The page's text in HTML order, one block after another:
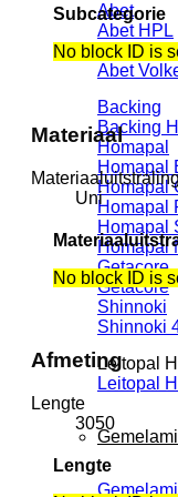
Abet
Abet HPL
Abet HPL
Abet
Backing
Backing
Homapal
Homapal
Homapal
Homapal
Homapal
Homapal
Getacore
Getacore
Shinnoki
Shinnoki
Leitopal
Leitopal
Subcategorie
No block ID is
Materiaal
Uni
No block ID is
Afmeting
Lengte
3050
Lengte